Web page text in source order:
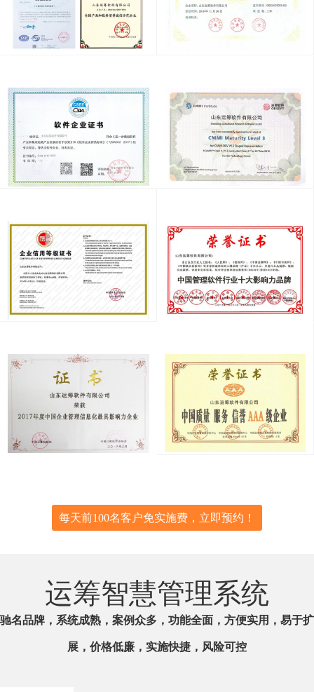
每天前100名客户免实施费，立即预约！
运筹智慧管理系统
驰名品牌，系统成熟，案例众多，功能全面，方便实用，易于扩
展，价格低廉，实施快捷，风险可控